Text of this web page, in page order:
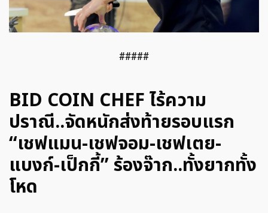
#####
BID COIN CHEF ไร้ความ
ปราณี..จัดหนักส่งท้ายรอบแรก
“เชฟแมน-เชฟจอม-เชฟเตย-
แบงก์-เป็กกี้” ร้องจ๊าก..ทั้งยากทั้ง
โหด